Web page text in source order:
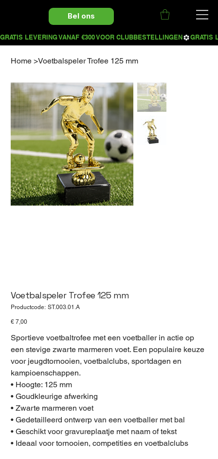
Bel ons
Home >Voetbalspeler Trofee 125 mm
Voetbalspeler Trofee 125 mm
Productcode: Productcode
ST.003.01.A
Prijs
€ 7,00
Sportieve voetbaltrofee met een voetballer in actie op
een stevige zwarte marmeren voet. Een populaire keuze
voor jeugdtornooien, voetbalclubs, sportdagen en
kampioenschappen.
• Hoogte: 125 mm
• Goudkleurige afwerking
• Zwarte marmeren voet
• Gedetailleerd ontwerp van een voetballer met bal
• Geschikt voor gravureplaatje met naam of tekst
• Ideaal voor tornooien, competities en voetbalclubs